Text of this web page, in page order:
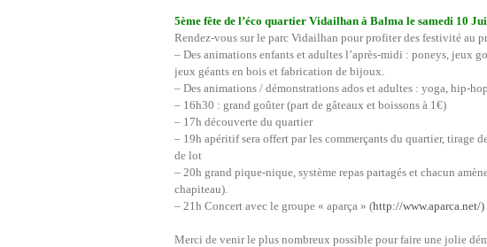
5ème fête de l’éco quartier Vidailhan à Balma le samedi 10
Rendez-vous sur le parc Vidailhan pour profiter des festivité au
– Des animations enfants et adultes l’après-midi : poneys, jeux
jeux géants en bois et fabrication de bijoux.
– Des animations / démonstrations ados et adultes : yoga, hip-
– 16h30 : grand goûter (part de gâteaux et boissons à 1€)
– 17h découverte du quartier
– 19h apéritif sera offert par les commerçants du quartier, tirage
de lot
– 20h grand pique-nique, système repas partagés et chacun
chapiteau).
– 21h Concert avec le groupe « aparça » (http://www.aparca.net/)
Merci de venir le plus nombreux possible pour faire une jolie